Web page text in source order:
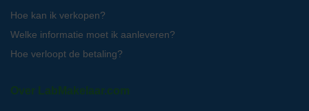
Hoe kan ik verkopen?
Welke informatie moet ik aanleveren?
Hoe verloopt de betaling?
Over LabMakelaar.com